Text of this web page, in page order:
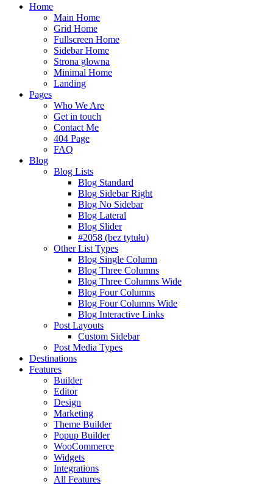
Home
Main Home
Grid Home
Fullscreen Home
Sidebar Home
Strona glowna
Minimal Home
Landing
Pages
Who We Are
Get in touch
Contact Me
404 Page
FAQ
Blog
Blog Lists
Blog Standard
Blog Sidebar Right
Blog No Sidebar
Blog Lateral
Blog Slider
#2058 (bez tytułu)
Other List Types
Blog Single Column
Blog Three Columns
Blog Three Columns Wide
Blog Four Columns
Blog Four Columns Wide
Blog Interactive Links
Post Layouts
Custom Sidebar
Post Media Types
Destinations
Features
Builder
Editor
Design
Marketing
Theme Builder
Popup Builder
WooCommerce
Widgets
Integrations
All Features